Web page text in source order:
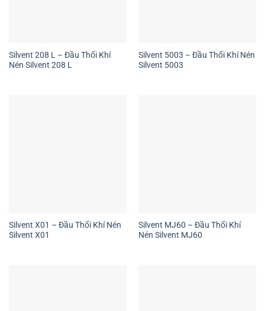
Silvent 208 L – Đầu Thổi Khí
Nén Silvent 208 L
Silvent 5003 – Đầu Thổi Khí Nén
Silvent 5003
Silvent X01 – Đầu Thổi Khí Nén
Silvent X01
Silvent MJ60 – Đầu Thổi Khí
Nén Silvent MJ60